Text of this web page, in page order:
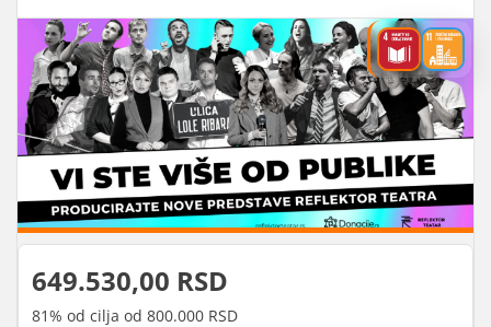
649.530,00 RSD
81% od cilja od 800.000 RSD